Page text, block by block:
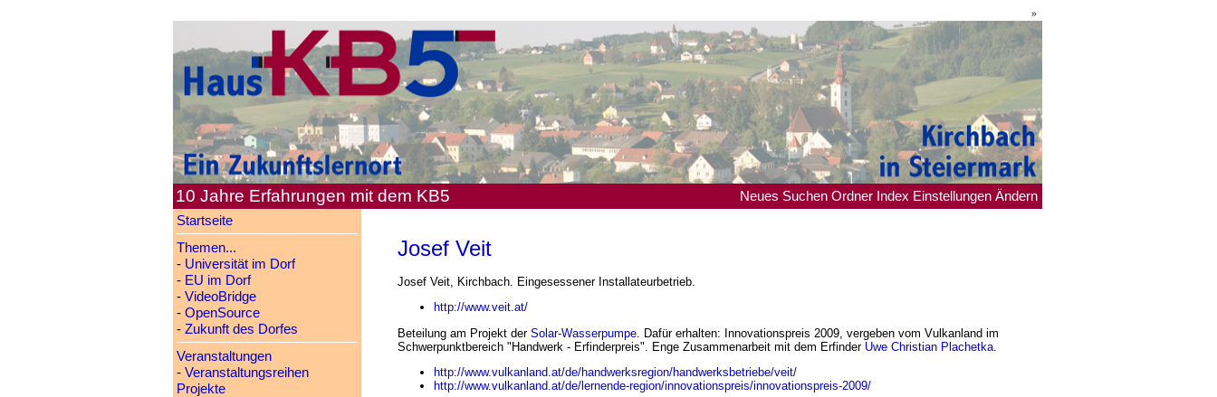
»
10 Jahre Erfahrungen mit dem KB5 Neues Suchen Ordner Index Einstellungen Ändern
Startseite
Themen...
- Universität im Dorf
- EU im Dorf
- VideoBridge
- OpenSource
- Zukunft des Dorfes
Veranstaltungen
- Veranstaltungsreihen
Projekte
Josef Veit
Josef Veit, Kirchbach. Eingesessener Installateurbetrieb.
http://www.veit.at/
Beteilung am Projekt der Solar-Wasserpumpe. Dafür erhalten: Innovationspreis 2009, vergeben vom Vulkanland im
Schwerpunktbereich "Handwerk - Erfinderpreis". Enge Zusammenarbeit mit dem Erfinder Uwe Christian Plachetka.
http://www.vulkanland.at/de/handwerksregion/handwerksbetriebe/veit/
http://www.vulkanland.at/de/lernende-region/innovationspreis/innovationspreis-2009/